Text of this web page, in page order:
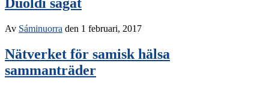
Duoldi ságat
Av Sáminuorra den 1 februari, 2017
Nätverket för samisk hälsa
sammanträder